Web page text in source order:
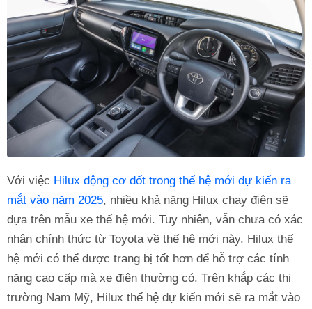
Với việc Hilux động cơ đốt trong thế hệ mới dự kiến ra
mắt vào năm 2025, nhiều khả năng Hilux chạy điện sẽ
dựa trên mẫu xe thế hệ mới. Tuy nhiên, vẫn chưa có xác
nhận chính thức từ Toyota về thế hệ mới này. Hilux thế
hệ mới có thể được trang bị tốt hơn để hỗ trợ các tính
năng cao cấp mà xe điện thường có. Trên khắp các thị
trường Nam Mỹ, Hilux thế hệ dự kiến mới sẽ ra mắt vào